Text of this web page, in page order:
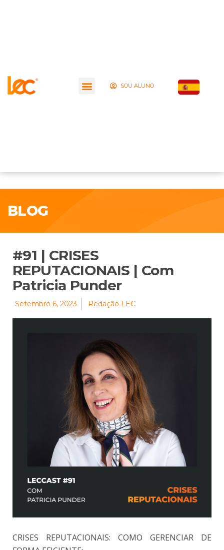
SOU ALUNO
BLOG
#91 | CRISES
REPUTACIONAIS | Com
Patricia Punder
Setembro 6, 2023 Redação LEC
CRISES REPUTACIONAIS: COMO GERENCIAR DE